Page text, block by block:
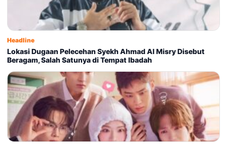
Headline
Lokasi Dugaan Pelecehan Syekh Ahmad Al Misry Disebut
Beragam, Salah Satunya di Tempat Ibadah